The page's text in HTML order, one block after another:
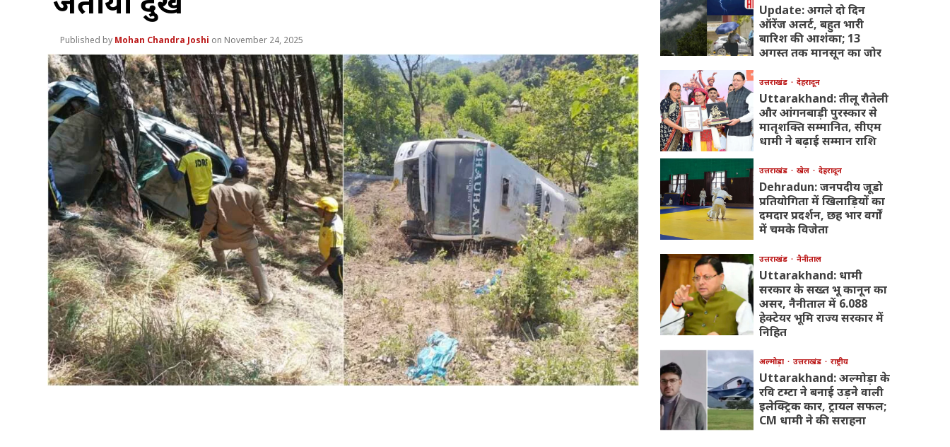
Mohan Chandra Joshi November 24, 2025
Update: अगले दो दिन
ऑरेंज अलर्ट, बहुत भारी
बारिश की आशंका; 13
अगस्त तक मानसून का जोर
उत्तराखंड देहरादून
Uttarakhand: तीलू रौतेली
और आंगनबाड़ी पुरस्कार से
मातृशक्ति सम्मानित, सीएम
धामी ने बढ़ाई सम्मान राशि
उत्तराखंड खेल देहरादून
Dehradun: जनपदीय जूडो
प्रतियोगिता में खिलाड़ियों का
दमदार प्रदर्शन, छह भार वर्गों
में चमके विजेता
उत्तराखंड नैनीताल
Uttarakhand: धामी
सरकार के सख्त भू कानून का
असर, नैनीताल में 6.088
हेक्टेयर भूमि राज्य सरकार में
निहित
अल्मोड़ा उत्तराखंड राष्ट्रीय
Uttarakhand: अल्मोड़ा के
रवि टम्टा ने बनाई उड़ने वाली
इलेक्ट्रिक कार, ट्रायल सफल;
CM धामी ने की सराहना